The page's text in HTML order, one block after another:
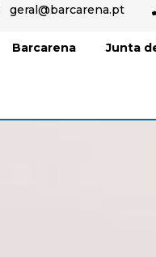
geral@barcarena.pt
Barcarena Junta